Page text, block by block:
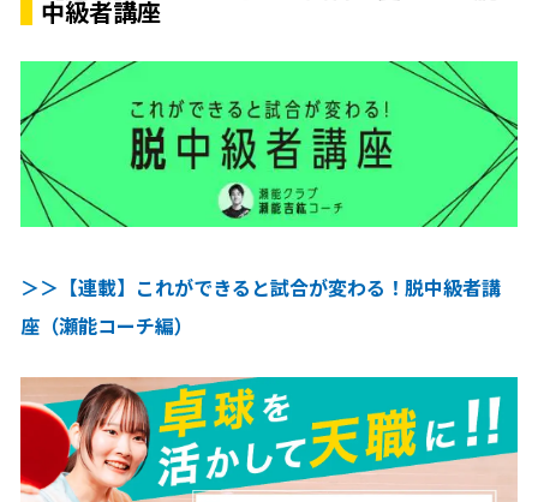
中級者講座
＞＞【連載】これができると試合が変わる！脱中級者講
座（瀬能コーチ編）